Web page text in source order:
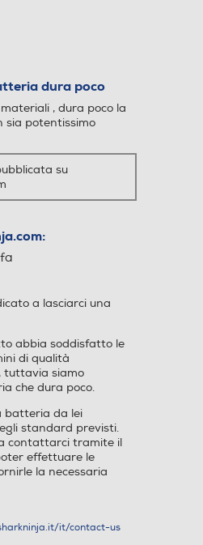
dura poco
, dura poco la
sia potentissimo
su
a lasciarci una
abbia soddisfatto le
di qualità
tuttavia siamo
che dura poco.
batteria da lei
standard previsti.
contattarci tramite il
effettuare le
la necessaria
it/contact-us